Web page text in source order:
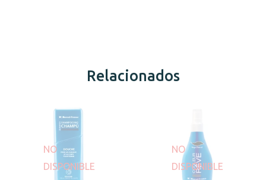
Relacionados
NO
DISPONIBLE
NO
DISPONIBLE